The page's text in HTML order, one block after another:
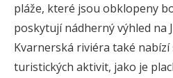
pláže, které jsou obklopeny
poskytují nádherný výhled na
Kvarnerská riviéra také
turistických aktivit, jako je